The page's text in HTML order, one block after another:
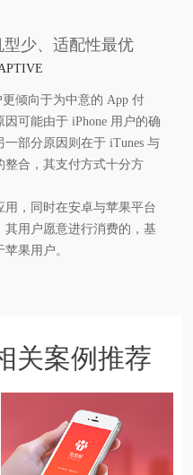
型少、适配性最优
更倾向于为中意的 App 付
因可能由于 iPhone 用户的确
一部分原因则在于 iTunes 与
整合，其支付方式十分方
用，同时在安卓与苹果平台
其用户愿意进行消费的，基
果用户。
关案例推荐